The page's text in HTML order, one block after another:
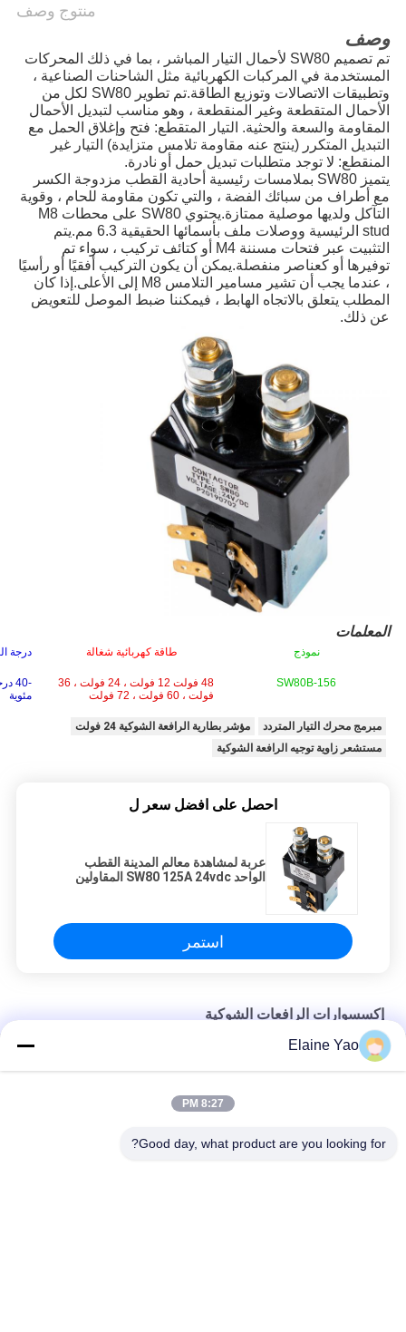
منتوج وصف
وصف
تم تصميم SW80 لأحمال التيار المباشر ، بما في ذلك المحركات
المستخدمة في المركبات الكهربائية مثل الشاحنات الصناعية ،
وتطبيقات الاتصالات وتوزيع الطاقة.تم تطوير SW80 لكل من
الأحمال المتقطعة وغير المنقطعة ، وهو مناسب لتبديل الأحمال
المقاومة والسعة والحثية. التيار المتقطع: فتح وإغلاق الحمل مع
التبديل المتكرر (ينتج عنه مقاومة تلامس متزايدة) التيار غير
المنقطع: لا توجد متطلبات تبديل حمل أو نادرة.
يتميز SW80 بملامسات رئيسية أحادية القطب مزدوجة الكسر
مع أطراف من سبائك الفضة ، والتي تكون مقاومة للحام ، وقوية
التآكل ولديها موصلية ممتازة.يحتوي SW80 على محطات M8
stud الرئيسية ووصلات ملف بأسمائها الحقيقية 6.3 مم.يتم
التثبيت عبر فتحات مسننة M4 أو كتائف تركيب ، سواء تم
توفيرها أو كعناصر منفصلة.يمكن أن يكون التركيب أفقيًا أو رأسيًا
، عندما يجب أن تشير مسامير التلامس M8 إلى الأعلى.إذا كان
المطلب يتعلق بالاتجاه الهابط ، فيمكننا ضبط الموصل للتعويض
عن ذلك.
المعلمات
نموذج طاقة كهربائية شغالة درجة
SW80B-156
48 فولت 12 فولت ، 24 فولت ، 36
فولت ، 60 فولت ، 72 فولت
مئوية
مبرمج محرك التيار المتردد
مؤشر بطارية الرافعة الشوكية 24 فولت
مستشعر زاوية توجيه الرافعة الشوكية
احصل على افضل سعر ل
عربة لمشاهدة معالم المدينة القطب
الواحد SW80 125A 24vdc المقاولين
استمر
إكسسوارات الرافعات الشوكية
13–58VDC متماثل كيرتس رافعة شوكية إكسسوارات ET126 خنق
Elaine Yao
8:27 PM
Good day, what product are you looking for?